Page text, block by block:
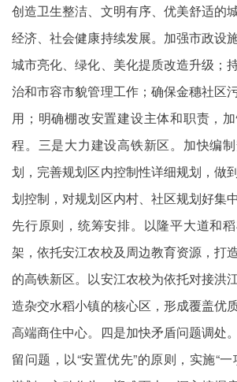
创造卫生整洁、文明有序、优美舒适的
经济、社会健康持续发展。加强市政设
城市亮化、绿化、美化提质改造升级；
治和市容市貌管理工作；确保金穗社区
用；明确棚改安置建设主体和职责，
程。三是大力建设高铁新区。加快编
划，完善规划区内控制性详细规划，做
划控制，对规划区内村、社区规划好集
先行原则，统筹安排。以隆平大道和
架，依托安江农校及周边教育资源，打
的高铁新区。以安江农校为依托对接洪
造杂交水稻小镇的核心区，形成覆盖优
高端商住中心。四是加快矛盾问题调处
留问题，以“安置优先”的原则，实施“